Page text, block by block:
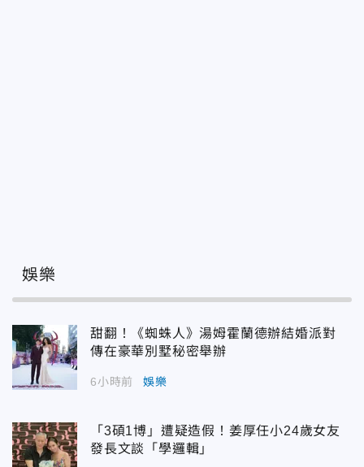
娛樂
甜翻！《蜘蛛人》湯姆霍蘭德辦結婚派對
傳在豪華別墅秘密舉辦
6小時前 娛樂
「3碩1博」遭疑造假！姜厚任小24歲女友
發長文談「學邏輯」